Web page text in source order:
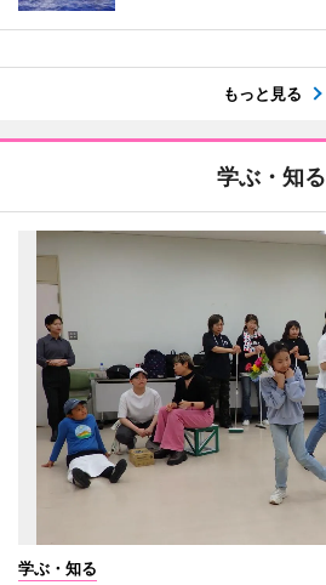
もっと見る
学ぶ・知る
学ぶ・知る